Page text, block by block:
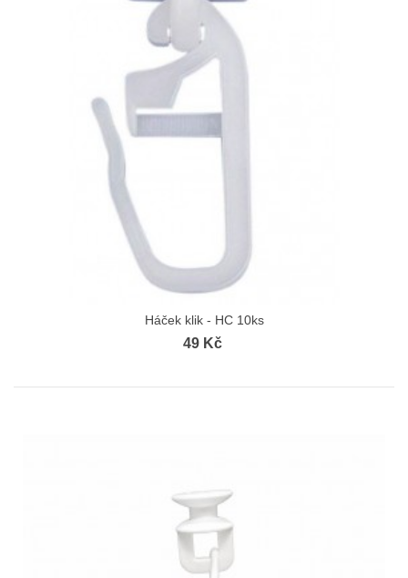
Háček klik - HC 10ks
49 Kč